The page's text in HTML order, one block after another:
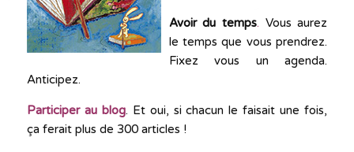
Avoir du temps. Vous aurez
le temps que vous prendrez.
Fixez vous un agenda.
Anticipez.
Participer au blog. Et oui, si chacun le faisait une fois,
ça ferait plus de 300 articles !